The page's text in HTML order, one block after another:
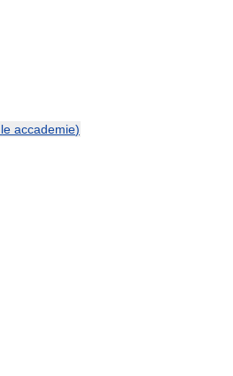
le accademie)